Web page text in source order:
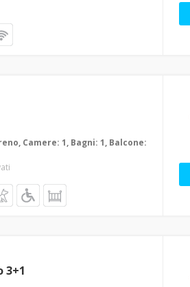
Camere: 1, Bagni: 1, Balcone:
3+1